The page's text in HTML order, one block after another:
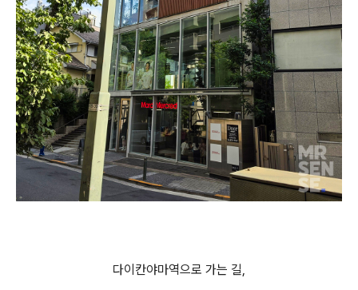
다이칸야마역으로 가는 길,